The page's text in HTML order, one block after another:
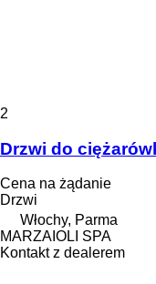
2
Drzwi do
Cena na żądanie
Drzwi
Włochy, Parma
MARZAIOLI SPA
Kontakt z dealerem